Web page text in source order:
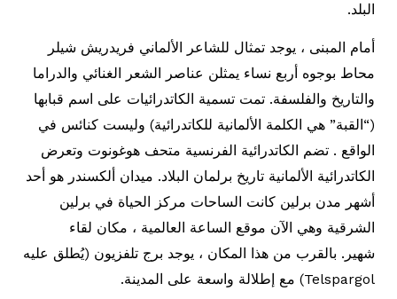
البلد.
أمام المبنى ، يوجد تمثال للشاعر الألماني فريدريش شيلر
محاط بوجوه أربع نساء يمثلن عناصر الشعر الغنائي والدراما
والتاريخ والفلسفة. تمت تسمية الكاتدرائيات على اسم قبابها
(“القبة” هي الكلمة الألمانية للكاتدرائية) وليست كنائس في
الواقع . تضم الكاتدرائية الفرنسية متحف هوغونوت وتعرض
الكاتدرائية الألمانية تاريخ برلمان البلاد. ميدان ألكسندر هو أحد
أشهر مدن برلين كانت الساحات مركز الحياة في برلين
الشرقية وهي الآن موقع الساعة العالمية ، مكان لقاء
شهير. بالقرب من هذا المكان ، يوجد برج تلفزيون (يُطلق عليه
Telspargol) مع إطلالة واسعة على المدينة.